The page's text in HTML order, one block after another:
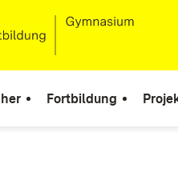
Fortbildung